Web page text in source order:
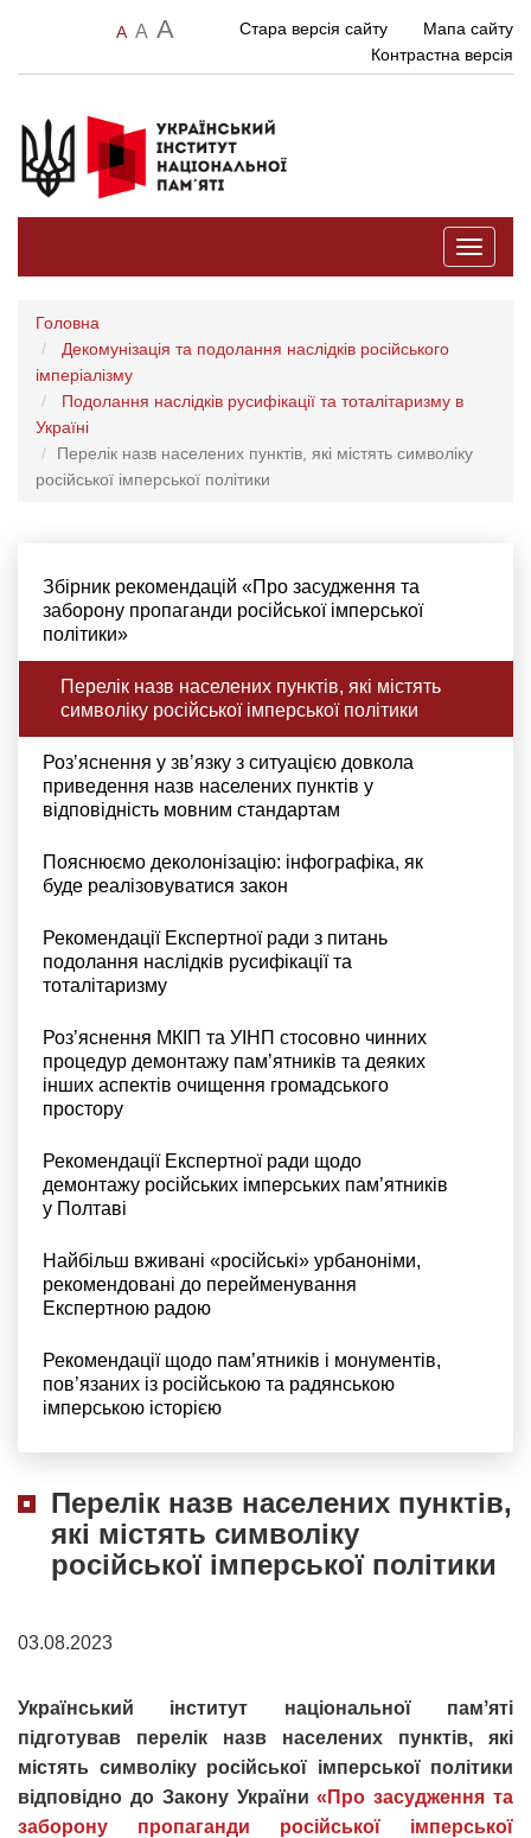
A A A Стара версія сайту
Мапа сайту
Контрастна версія
Toggle
Головна
Декомунізація та подолання наслідків російського
імперіалізму
Подолання наслідків русифікації та тоталітаризму в
Україні
Перелік назв населених пунктів, які містять символіку
російської імперської політики
Збірник рекомендацій «Про засудження та
заборону пропаганди російської імперської
політики»
Перелік назв населених пунктів, які містять
символіку російської імперської політики
Розʼяснення у звʼязку з ситуацією довкола
приведення назв населених пунктів у
відповідність мовним стандартам
Пояснюємо деколонізацію: інфографіка, як
буде реалізовуватися закон
Рекомендації Експертної ради з питань
подолання наслідків русифікації та
тоталітаризму
Роз’яснення МКІП та УІНП стосовно чинних
процедур демонтажу пам’ятників та деяких
інших аспектів очищення громадського
простору
Рекомендації Експертної ради щодо
демонтажу російських імперських пам’ятників
у Полтаві
Найбільш вживані «російські» урбаноніми,
рекомендовані до перейменування
Експертною радою
Рекомендації щодо пам’ятників і монументів,
пов’язаних із російською та радянською
імперською історією
Перелік назв населених пунктів,
які містять символіку
російської імперської політики
03.08.2023
Український інститут національної памʼяті
підготував перелік назв населених пунктів, які
містять символіку російської імперської політики
відповідно до Закону України«Про засудження та
заборону пропаганди російської імперської